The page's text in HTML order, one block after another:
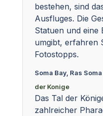
bestehen, sind
Ausfluges. Die
Statuen und eine
umgibt, erfahren
Fotostopps.
Soma Bay, Ras
der Konige
Das Tal der
zahlreicher